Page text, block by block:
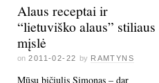
Alaus receptai ir
“lietuviško alaus” stiliaus
mįslė
on 2011-02-22 by RAMTYNS
Mūsų bičiulis Simonas – dar